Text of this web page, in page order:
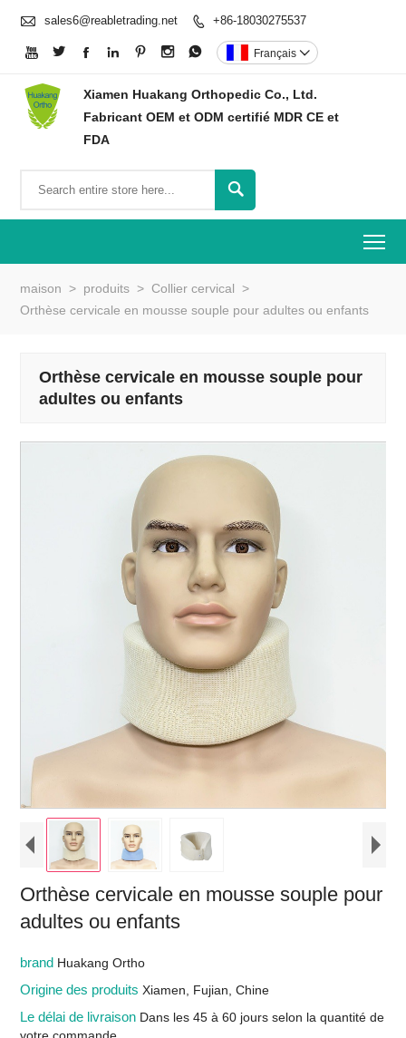
 sales6@reabletrading.net  +86-18030275537
       Français 
Xiamen Huakang Orthopedic Co., Ltd.
Fabricant OEM et ODM certifié MDR CE et
FDA

maison > produits > Collier cervical >
Orthèse cervicale en mousse souple pour adultes ou enfants
Orthèse cervicale en mousse souple pour
adultes ou enfants
Orthèse cervicale en mousse souple pour
adultes ou enfants
brand Huakang Ortho
Origine des produitsXiamen, Fujian, Chine
Le délai de livraison Dans les 45 à 60 jours selon la quantité de
votre commande